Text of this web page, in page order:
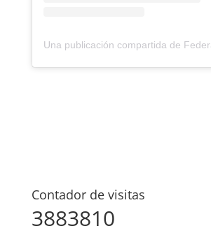
Contador de visitas
3883810